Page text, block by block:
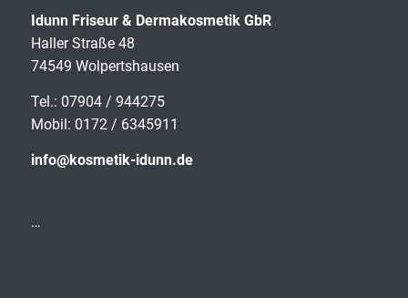
Idunn Friseur & Derma­kosmetik GbR
Haller Straße 48
74549 Wolpertshausen
Tel.: 07904 / 944275
Mobil: 0172 / 6345911
info@kosmetik-idunn.de
…